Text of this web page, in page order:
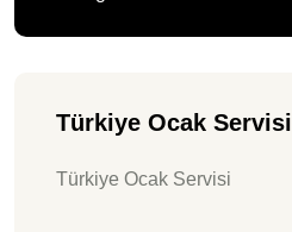
Türkiye Ocak Servisi
Türkiye Ocak Servisi